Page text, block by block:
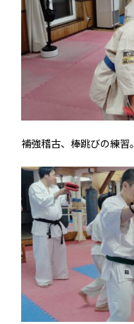
補強稽古、棒跳びの練習。